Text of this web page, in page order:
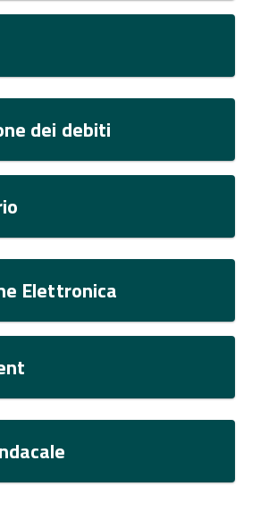
dei debiti
Elettronica